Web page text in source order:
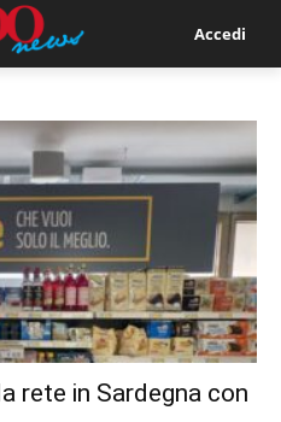
Accedi
rete in Sardegna con